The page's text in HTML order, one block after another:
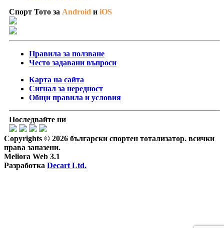
Спорт Тото за Android и iOS
Правила за ползване
Често задавани въпроси
Карта на сайта
Сигнал за нередност
Общи правила и условия
Последвайте ни
Copyrights © 2026 български спортен тотализатор. всички
права запазени.
Meliora Web 3.1
Разработка Decart Ltd.